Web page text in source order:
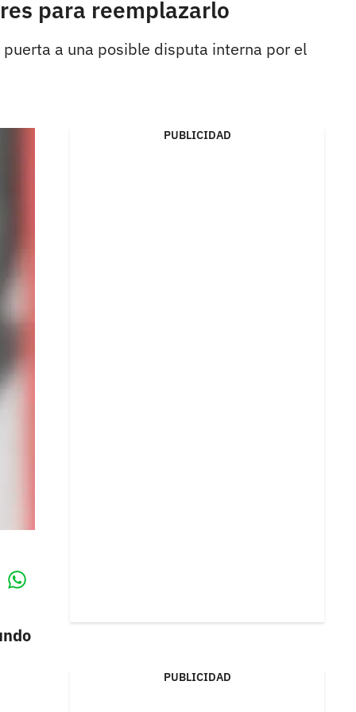
para reemplazarlo
a una posible disputa interna por el
PUBLICIDAD
PUBLICIDAD